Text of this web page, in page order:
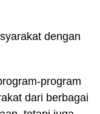
dengan
program
dari berbagai